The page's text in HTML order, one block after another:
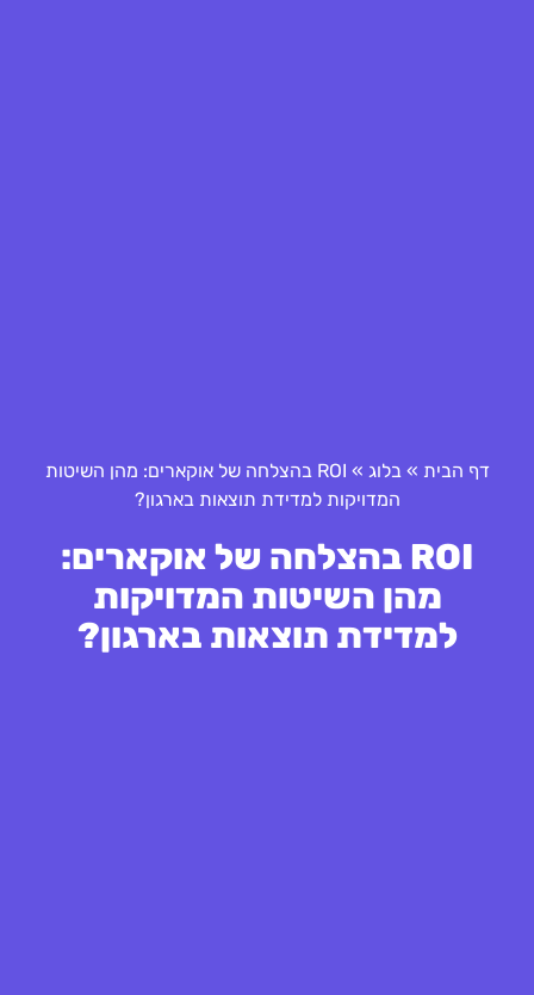
דף הבית »בלוג »
ROI בהצלחה של אוקארים: מהן השיטות
המדויקות למדידת תוצאות בארגון?
ROI בהצלחה של אוקארים:
מהן השיטות המדויקות
למדידת תוצאות בארגון?